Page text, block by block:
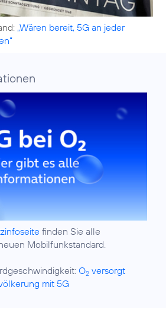
„Wären bereit, 5G an jeder
finden Sie alle
Mobilfunkstandard.
O2 versorgt
mit 5G